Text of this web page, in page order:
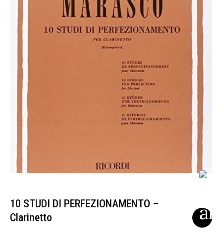
10 STUDI DI PERFEZIONAMENTO –
Clarinetto